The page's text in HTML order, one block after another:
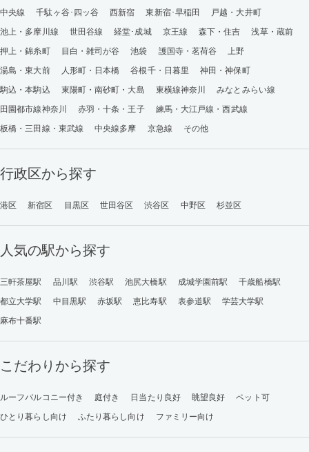
中央線
千駄ヶ谷･四ッ谷 西新宿 東新宿･早稲田
戸越・大井町
池上・多摩川線
世田谷線 経堂･成城 京王線 森下・住吉
浅草・蔵前
押上・錦糸町
目白・雑司が谷 池袋 護国寺・茗荷谷
上野
湯島・東大前
人形町・日本橋 谷根千・日暮里
神田・神保町
駒込・本駒込
東陽町・南砂町・大島 東横線神奈川
みなとみらい線
田園都市線神奈川
赤羽・十条・王子
練馬・大江戸線・西武線
板橋・三田線・東武線
中央線多摩 京急線 その他
行政区から探す
港区 新宿区 目黒区 世田谷区 渋谷区 中野区 杉並区
人気の駅から探す
三軒茶屋駅 品川駅 渋谷駅 池尻大橋駅 成城学園前駅
千歳船橋駅
都立大学駅
中目黒駅 赤坂駅 恵比寿駅 表参道駅
学芸大学駅
麻布十番駅
こだわりから探す
ルーフバルコニー付き 庭付き 日当たり良好 眺望良好
ペット可
ひとり暮らし向け
ふたり暮らし向け ファミリー向け